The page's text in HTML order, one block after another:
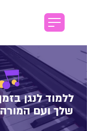
ללמוד לנגן
שלך ועם